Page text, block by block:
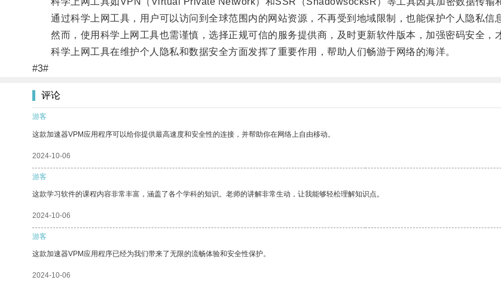
通过科学上网工具，用户可以访问到全球范围内的网站资源，不再受到地域限制，也能保护个人隐私信
然而，使用科学上网工具也需谨慎，选择正规可信的服务提供商，及时更新软件版本，加强密码安全，
科学上网工具在维护个人隐私和数据安全方面发挥了重要作用，帮助人们畅游于网络的海洋。
#3#
评论
游客
这款加速器VPM应用程序可以给你提供最高速度和安全性的连接，并帮助你在网络上自由移动。
2024-10-06
游客
这款学习软件的课程内容非常丰富，涵盖了各个学科的知识。老师的讲解非常生动，让我能够轻松理解知识点。
2024-10-06
游客
这款加速器VPM应用程序已经为我们带来了无限的流畅体验和安全性保护。
2024-10-06